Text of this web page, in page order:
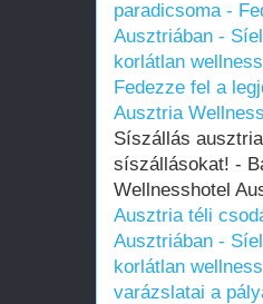
paradicsoma -
Ausztriában -
korlátlan wellness
Fedezze fel a
Ausztria
Síszállás
síszállásokat! -
Wellnesshotel
Ausztria téli
Ausztriában -
korlátlan wellness
varázslatai a